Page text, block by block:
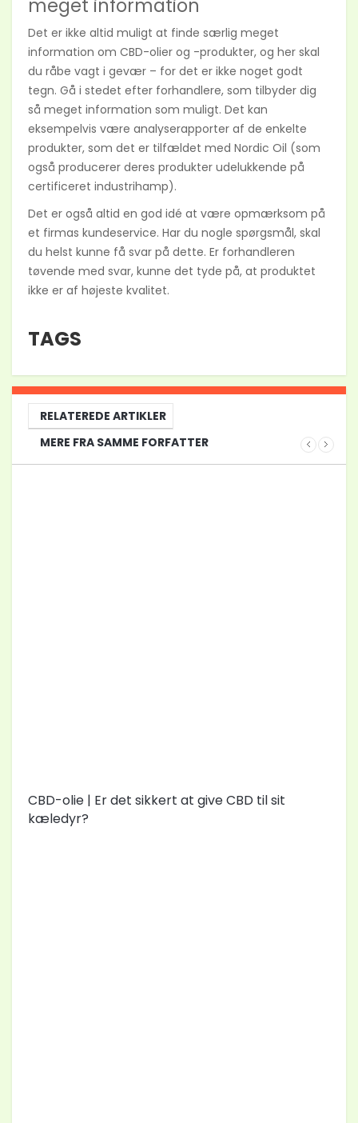
meget information
Det er ikke altid muligt at finde særlig meget
information om CBD-olier og -produkter, og her skal
du råbe vagt i gevær – for det er ikke noget godt
tegn. Gå i stedet efter forhandlere, som tilbyder dig
så meget information som muligt. Det kan
eksempelvis være analyserapporter af de enkelte
produkter, som det er tilfældet med Nordic Oil (som
også producerer deres produkter udelukkende på
certificeret industrihamp).
Det er også altid en god idé at være opmærksom på
et firmas kundeservice. Har du nogle spørgsmål, skal
du helst kunne få svar på dette. Er forhandleren
tøvende med svar, kunne det tyde på, at produktet
ikke er af højeste kvalitet.
TAGS
RELATEREDE ARTIKLER
MERE FRA SAMME FORFATTER
CBD-olie | Er det sikkert at give CBD til sit
kæledyr?